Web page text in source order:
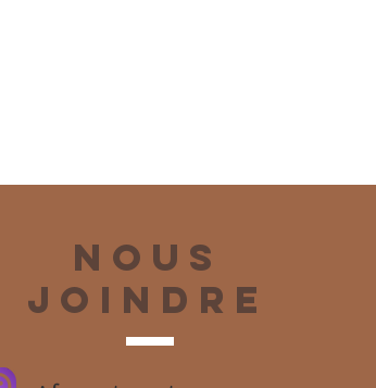
Nous
joindre